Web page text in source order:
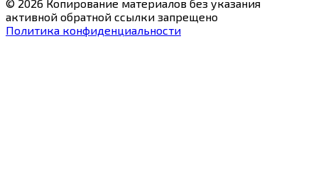
© 2026 Копирование материалов без указания
активной обратной ссылки запрещено
Политика конфиденциальности